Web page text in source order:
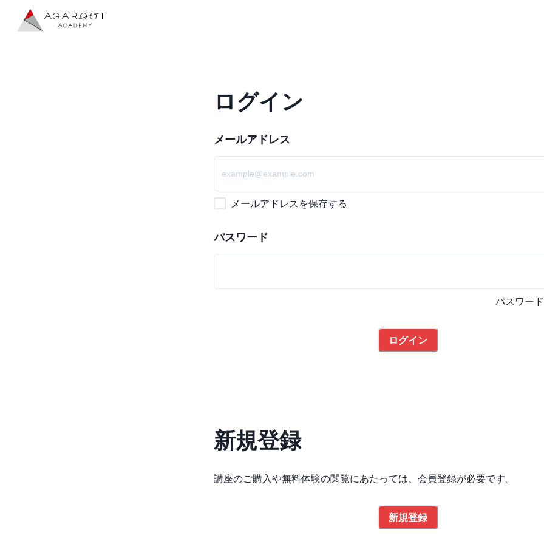
ログイン
メールアドレス
メールアドレスを保存する
パスワード
パスワー
ログイン
新規登録
講座のご購入や無料体験の閲覧にあたっては、会員登録が必要です。
新規登録